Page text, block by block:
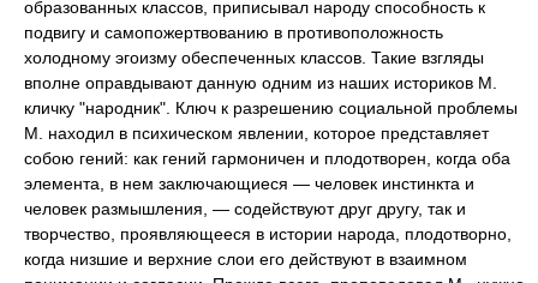
образованных классов, приписывал народу способность к
подвигу и самопожертвованию в противоположность
холодному эгоизму обеспеченных классов. Такие взгляды
вполне оправдывают данную одним из наших историков М.
кличку "народник". Ключ к разрешению социальной проблемы
М. находил в психическом явлении, которое представляет
собою гений: как гений гармоничен и плодотворен, когда оба
элемента, в нем заключающиеся — человек инстинкта и
человек размышления, — содействуют друг другу, так и
творчество, проявляющееся в истории народа, плодотворно,
когда низшие и верхние слои его действуют в взаимном